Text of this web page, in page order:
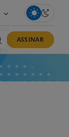
ASSINAR